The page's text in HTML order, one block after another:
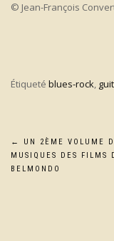
© Jean-François
Étiqueté blues-rock,
de
←
UN 2ÈME VOLUME
MUSIQUES DES FILMS
BELMONDO